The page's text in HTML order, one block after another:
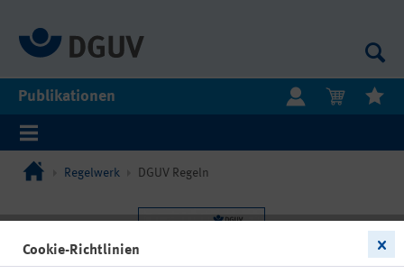
Publikationen
Regelwerk DGUV Regeln
Cookie-Richtlinien